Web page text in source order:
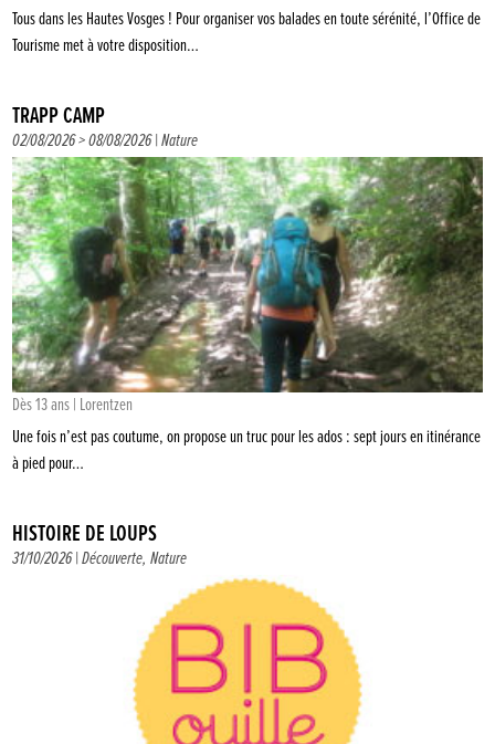
Tous dans les Hautes Vosges ! Pour organiser vos balades en toute sérénité, l’Office de
Tourisme met à votre disposition…
TRAPP CAMP
02/08/2026 > 08/08/2026 |Nature
Dès 13 ans | Lorentzen
Une fois n’est pas coutume, on propose un truc pour les ados : sept jours en itinérance
à pied pour…
HISTOIRE DE LOUPS
31/10/2026 |Découverte,Nature